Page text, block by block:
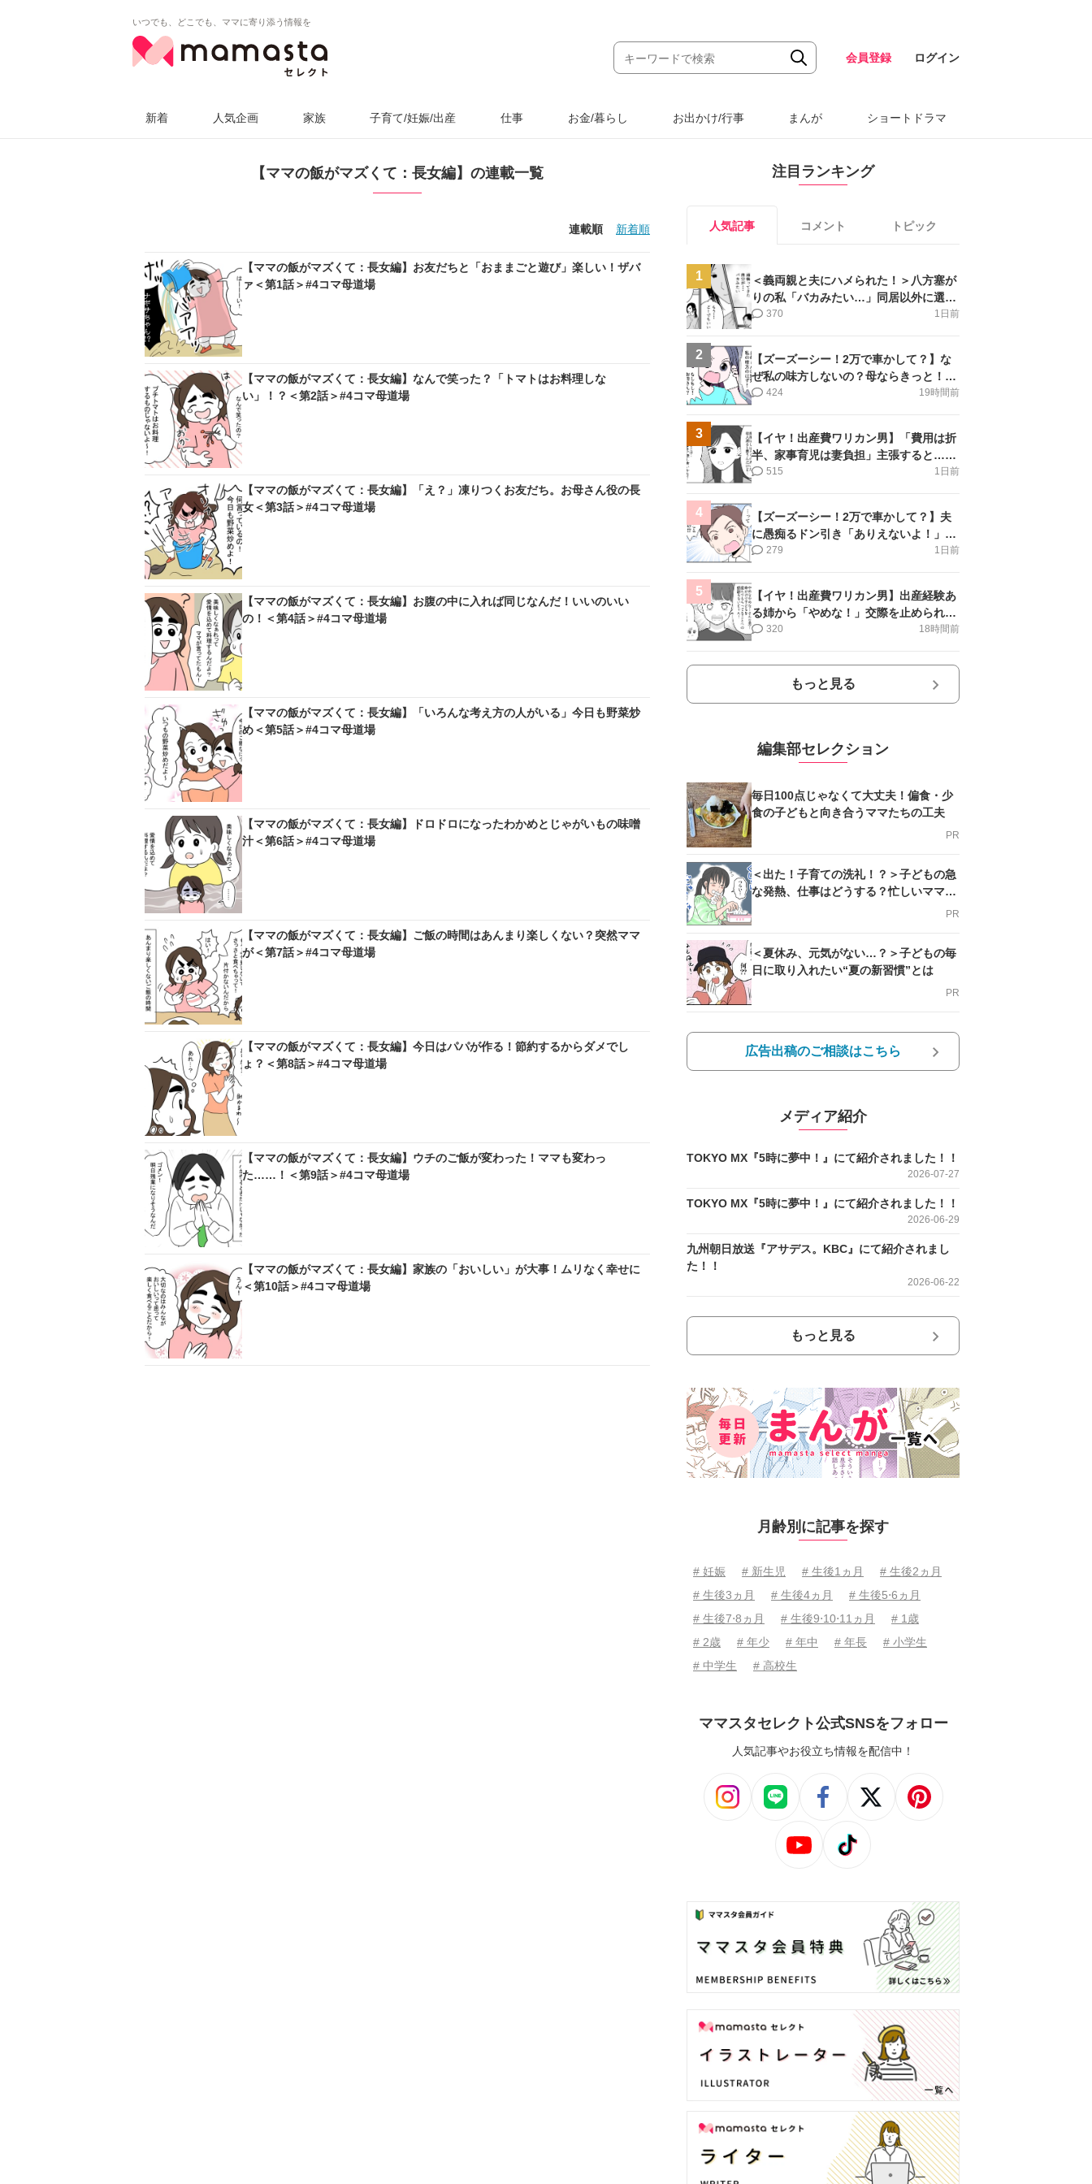
いつでも、どこでも、ママに寄り添う情報を
会員登録 ログイン
新着 人気企画 家族 子育て/妊娠/出産 仕事 お金/暮らし お出かけ/行事 まんが ショートドラマ
【ママの飯がマズくて：長女編】の連載一覧
連載順 新着順
【ママの飯がマズくて：長女編】お友だちと「おままごと遊び」楽しい！ザバ
ァ＜第1話＞#4コマ母道場
【ママの飯がマズくて：長女編】なんで笑った？「トマトはお料理しな
い」！？＜第2話＞#4コマ母道場
【ママの飯がマズくて：長女編】「え？」凍りつくお友だち。お母さん役の長
女＜第3話＞#4コマ母道場
【ママの飯がマズくて：長女編】お腹の中に入れば同じなんだ！いいのいい
の！＜第4話＞#4コマ母道場
【ママの飯がマズくて：長女編】「いろんな考え方の人がいる」今日も野菜炒
め＜第5話＞#4コマ母道場
【ママの飯がマズくて：長女編】ドロドロになったわかめとじゃがいもの味噌
汁＜第6話＞#4コマ母道場
【ママの飯がマズくて：長女編】ご飯の時間はあんまり楽しくない？突然ママ
が＜第7話＞#4コマ母道場
【ママの飯がマズくて：長女編】今日はパパが作る！節約するからダメでし
ょ？＜第8話＞#4コマ母道場
【ママの飯がマズくて：長女編】ウチのご飯が変わった！ママも変わっ
た……！＜第9話＞#4コマ母道場
【ママの飯がマズくて：長女編】家族の「おいしい」が大事！ムリなく幸せに
＜第10話＞#4コマ母道場
注目ランキング
人気記事 コメント トピック
1
＜義両親と夫にハメられた！＞八方塞が
りの私「バカみたい…」同居以外に選択
肢がない【第5話まんが】
1日前
370
2
【ズーズーシー！2万で車かして？】な
ぜ私の味方しないの？母ならきっと！＜
第17話＞#4コマ母道場
19時間前
424
3
【イヤ！出産費ワリカン男】「費用は折
半、家事育児は妻負担」主張すると…＜
第11話＞#4コマ母道場
1日前
515
4
【ズーズーシー！2万で車かして？】夫
に愚痴るドン引き「ありえないよ！」＜
第16話＞#4コマ母道場
1日前
279
5
【イヤ！出産費ワリカン男】出産経験あ
る姉から「やめな！」交際を止められ＜
第12話＞#4コマ母道場
18時間前
320
もっと見る
編集部セレクション
毎日100点じゃなくて大丈夫！偏食・少
食の子どもと向き合うママたちの工夫
PR
＜出た！子育ての洗礼！？＞子どもの急
な発熱、仕事はどうする？忙しいママを
PR
＜夏休み、元気がない…？＞子どもの毎
日に取り入れたい“夏の新習慣”とは
PR
広告出稿のご相談はこちら
メディア紹介
TOKYO MX『5時に夢中！』にて紹介されました！！
2026-07-27
TOKYO MX『5時に夢中！』にて紹介されました！！
2026-06-29
九州朝日放送『アサデス。KBC』にて紹介されまし
た！！
2026-06-22
もっと見る
月齢別に記事を探す
# 妊娠 # 新生児 # 生後1ヵ月
# 生後2ヵ月
# 生後3ヵ月
# 生後4ヵ月
# 生後5⋅6ヵ月
# 生後7⋅8ヵ月
# 生後9⋅10⋅11ヵ月
# 1歳
# 2歳
# 年少 # 年中 # 年長
# 小学生
# 中学生
# 高校生
ママスタセレクト公式SNSをフォロー
人気記事やお役立ち情報を配信中！